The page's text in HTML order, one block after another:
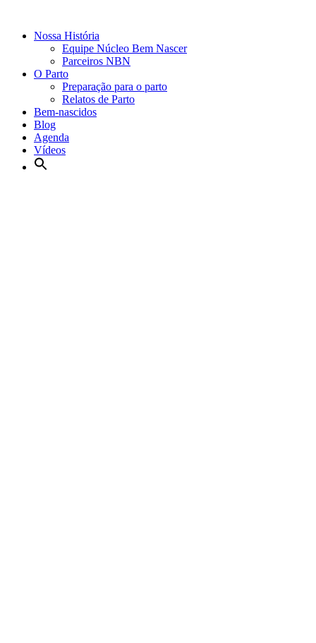
Nossa História
Equipe Núcleo Bem Nascer
Parceiros NBN
O Parto
Preparação para o parto
Relatos de Parto
Bem-nascidos
Blog
Agenda
Vídeos